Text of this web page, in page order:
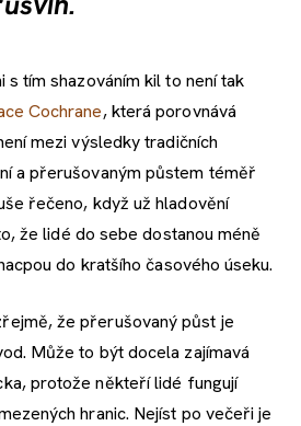
s tím shazováním kil to není tak
Cochrane, která porovnává
mezi výsledky tradičních
a přerušovaným půstem téměř
řečeno, když už hladovění
že lidé do sebe dostanou méně
do kratšího časového úseku.
že přerušovaný půst je
Může to být docela zajímavá
protože někteří lidé fungují
hranic. Nejíst po večeři je